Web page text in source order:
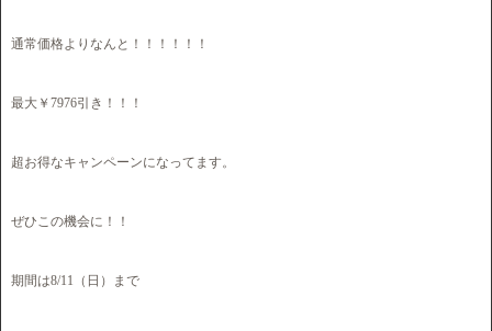
通常価格よりなんと！！！！！！
最大￥7976引き！！！
超お得なキャンペーンになってます。
ぜひこの機会に！！
期間は8/11（日）まで